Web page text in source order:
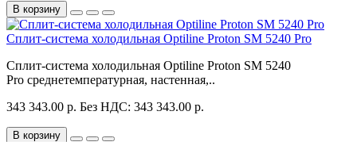
В корзину
Сплит-система холодильная Optiline Proton SM 5240 Pro
Сплит-система холодильная Optiline Proton SM 5240
Pro среднетемпературная, настенная,..
343 343.00 р. Без НДС: 343 343.00 р.
В корзину